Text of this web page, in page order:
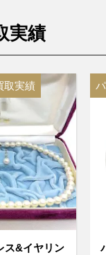
実績
取実績
ス&イヤリン